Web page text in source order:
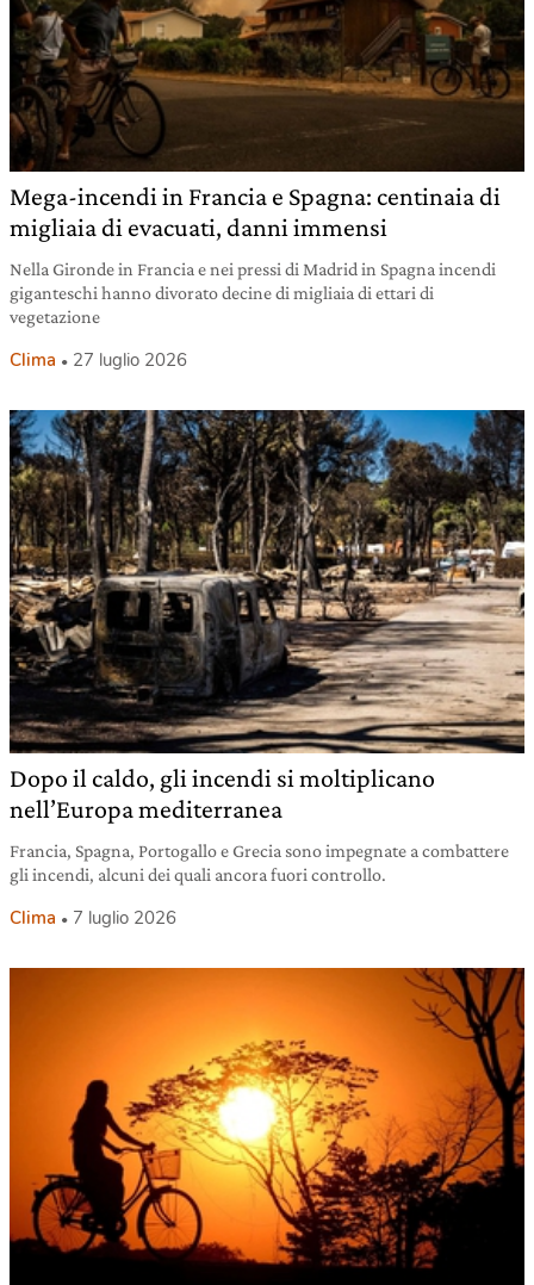
Mega-incendi in Francia e Spagna: centinaia di
migliaia di evacuati, danni immensi
Nella Gironde in Francia e nei pressi di Madrid in Spagna incendi
giganteschi hanno divorato decine di migliaia di ettari di
vegetazione
Clima 27 luglio 2026
Dopo il caldo, gli incendi si moltiplicano
nell’Europa mediterranea
Francia, Spagna, Portogallo e Grecia sono impegnate a combattere
gli incendi, alcuni dei quali ancora fuori controllo.
Clima 7 luglio 2026